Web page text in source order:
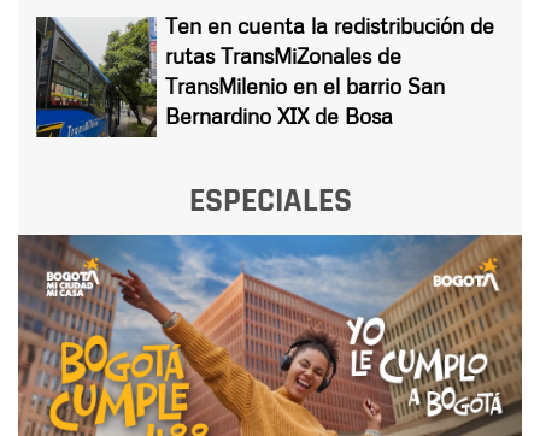
Ten en cuenta la redistribución de
rutas TransMiZonales de
TransMilenio en el barrio San
Bernardino XIX de Bosa
ESPECIALES